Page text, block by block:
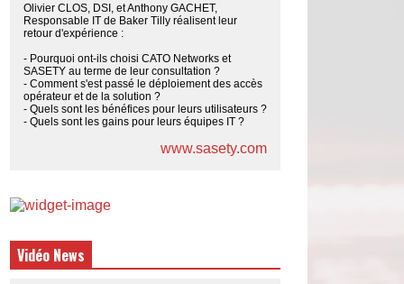
Olivier CLOS, DSI, et Anthony GACHET,
Responsable IT de Baker Tilly réalisent leur
retour d'expérience :
- Pourquoi ont-ils choisi CATO Networks et
SASETY au terme de leur consultation ?
- Comment s'est passé le déploiement des accès
opérateur et de la solution ?
- Quels sont les bénéfices pour leurs utilisateurs ?
- Quels sont les gains pour leurs équipes IT ?
www.sasety.com
Vidéo News